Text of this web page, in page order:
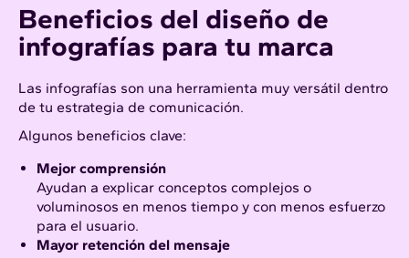
Beneficios del diseño de
infografías para tu marca
Las infografías son una herramienta muy versátil dentro
de tu estrategia de comunicación.
Algunos beneficios clave:
Mejor comprensión
Ayudan a explicar conceptos complejos o
voluminosos en menos tiempo y con menos esfuerzo
para el usuario.
Mayor retención del mensaje